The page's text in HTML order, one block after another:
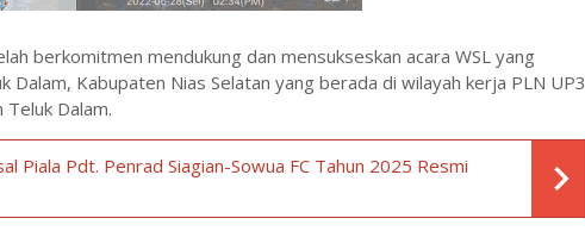
berkomitmen mendukung dan mensukseskan acara WSL yang
Dalam, Kabupaten Nias Selatan yang berada di wilayah kerja PLN UP3
Teluk Dalam.
Piala Pdt. Penrad Siagian-Sowua FC Tahun 2025 Resmi